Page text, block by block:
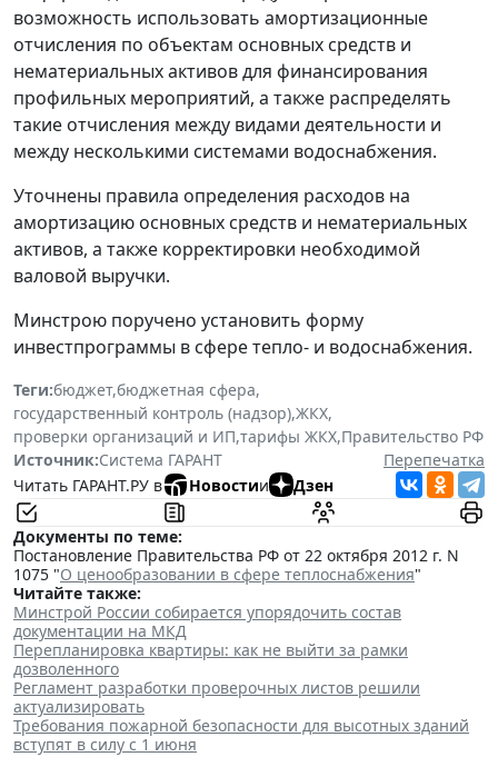
возможность использовать амортизационные
отчисления по объектам основных средств и
нематериальных активов для финансирования
профильных мероприятий, а также распределять
такие отчисления между видами деятельности и
между несколькими системами водоснабжения.
Уточнены правила определения расходов на
амортизацию основных средств и нематериальных
активов, а также корректировки необходимой
валовой выручки.
Минстрою поручено установить форму
инвестпрограммы в сфере тепло- и водоснабжения.
Теги:бюджет,бюджетная сфера,
государственный контроль (надзор),ЖКХ,
проверки организаций и ИП,тарифы ЖКХ,Правительство РФ
Источник:Система ГАРАНТ
Перепечатка
Читать ГАРАНТ.РУ в
Новостии Дзен
Документы по теме:
Постановление Правительства РФ от 22 октября 2012 г. N
1075 "О ценообразовании в сфере теплоснабжения"
Читайте также:
Минстрой России собирается упорядочить состав
документации на МКД
Перепланировка квартиры: как не выйти за рамки
дозволенного
Регламент разработки проверочных листов решили
актуализировать
Требования пожарной безопасности для высотных зданий
вступят в силу с 1 июня